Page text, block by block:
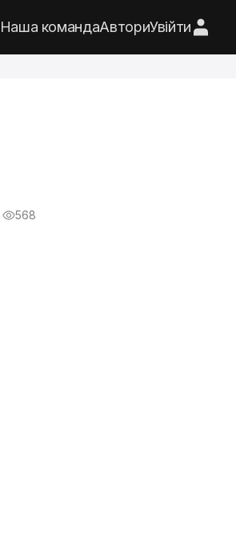
Наша командаАвториУвійти
568